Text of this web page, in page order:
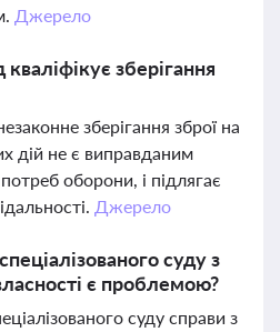
Джерело
зберігання
зберігання зброї на
дій не є виправданим
оборони, і підлягає
Джерело
суду з
є проблемою?
суду справи з